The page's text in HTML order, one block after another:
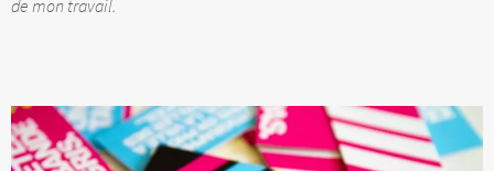
de mon travail.